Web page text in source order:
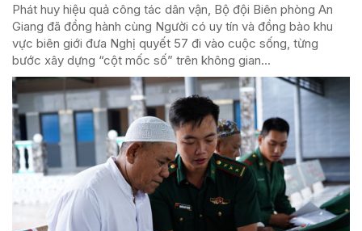
Phát huy hiệu quả công tác dân vận, Bộ đội Biên phòng An
Giang đã đồng hành cùng Người có uy tín và đồng bào khu
vực biên giới đưa Nghị quyết 57 đi vào cuộc sống, từng
bước xây dựng “cột mốc số” trên không gian...